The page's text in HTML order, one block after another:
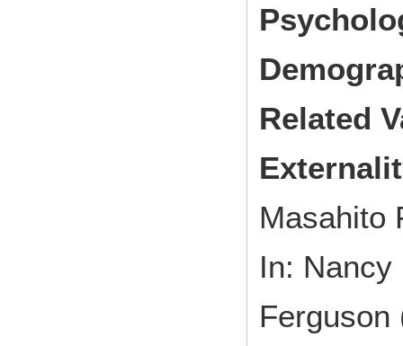
Related
Masahito
In: Nancy
Ferguson